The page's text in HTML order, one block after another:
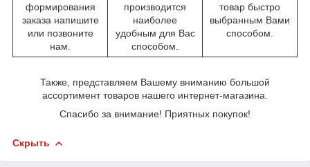
формирования
заказа напишите
или позвоните
нам.
производится
наиболее
удобным для Вас
способом.
товар быстро
выбранным Вами
способом.
Также, представляем Вашему вниманию большой
ассортимент товаров нашего интернет-магазина.
Спасибо за внимание! Приятных покупок!
Скрыть